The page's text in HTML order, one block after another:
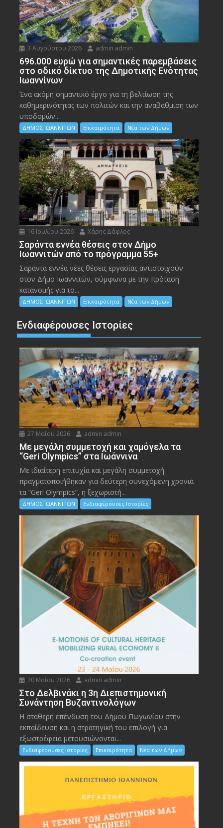
3 Αυγούστου 2026 admin admin
696.000 ευρώ για σημαντικές παρεμβάσεις
στο οδικό δίκτυο της Δημοτικής Ενότητας
Ιωαννίνων
Ένα ακόμη σημαντικό έργο για τη βελτίωση της
καθημερινότητας των πολιτών και την αναβάθμιση των
υποδομών...
ΔΗΜΟΣ ΙΩΑΝΝΙΤΩΝ Επικαιρότητα Νέα των Δήμων
16 Ιουλίου 2026 Χάρης Δάφλος
Σαράντα εννέα θέσεις στον Δήμο
Ιωαννιτών από το πρόγραμμα 55+
Σαράντα εννέα νέες θέσεις εργασίας αντιστοιχούν
στον Δήμο Ιωαννιτών, σύμφωνα με την πρόταση
κατανομής για το...
ΔΗΜΟΣ ΙΩΑΝΝΙΤΩΝ Επικαιρότητα Νέα των Δήμων
Ενδιαφέρουσες Ιστορίες
27 Μαΐου 2026 admin admin
Με μεγάλη συμμετοχή και χαμόγελα τα
“Geri Olympics” στα Ιωάννινα
Με ιδιαίτερη επιτυχία και μεγάλη συμμετοχή
πραγματοποιήθηκαν για δεύτερη συνεχόμενη χρονιά
τα “Geri Olympics”, η ξεχωριστή...
ΔΗΜΟΣ ΙΩΑΝΝΙΤΩΝ Ενδιαφέρουσες Ιστορίες
20 Μαΐου 2026 admin admin
Στο Δελβινάκι η 3η Διεπιστημονική
Συνάντηση Βυζαντινολόγων
Η σταθερή επένδυση του Δήμου Πωγωνίου στην
εκπαίδευση και η στρατηγική του επιλογή για
εξωστρέφεια μετουσιώνονται...
Ενδιαφέρουσες Ιστορίες Επικαιρότητα Νέα των Δήμων